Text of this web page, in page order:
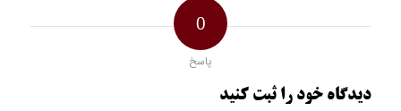
0
پاسخ
دیدگاه خود را ثبت کنید